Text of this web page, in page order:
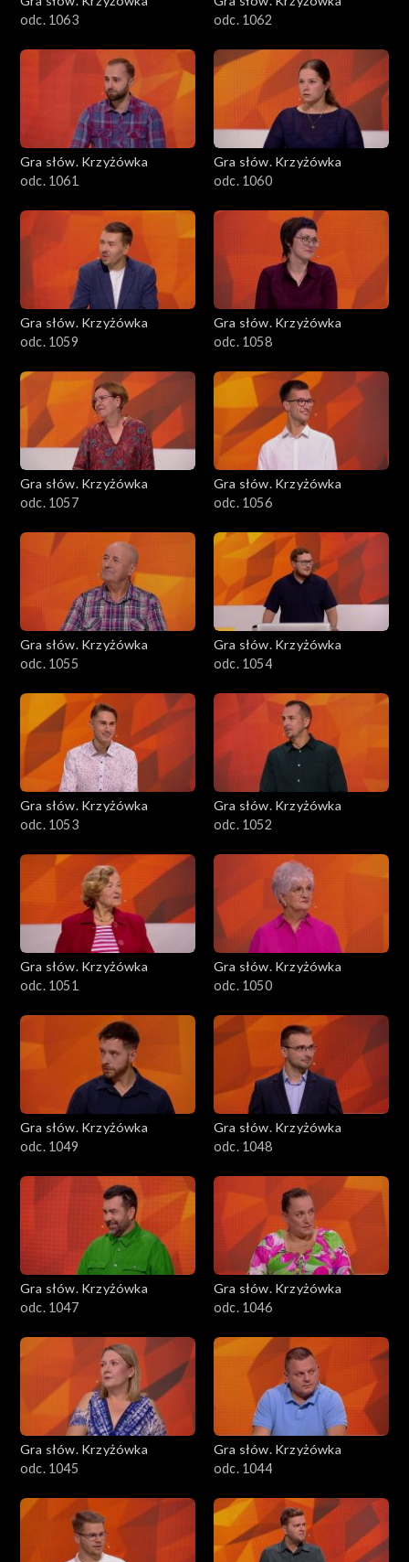
odc. 1063
odc. 1062
Gra słów. Krzyżówka
odc. 1061
Gra słów. Krzyżówka
odc. 1060
Gra słów. Krzyżówka
odc. 1059
Gra słów. Krzyżówka
odc. 1058
Gra słów. Krzyżówka
odc. 1057
Gra słów. Krzyżówka
odc. 1056
Gra słów. Krzyżówka
odc. 1055
Gra słów. Krzyżówka
odc. 1054
Gra słów. Krzyżówka
odc. 1053
Gra słów. Krzyżówka
odc. 1052
Gra słów. Krzyżówka
odc. 1051
Gra słów. Krzyżówka
odc. 1050
Gra słów. Krzyżówka
odc. 1049
Gra słów. Krzyżówka
odc. 1048
Gra słów. Krzyżówka
odc. 1047
Gra słów. Krzyżówka
odc. 1046
Gra słów. Krzyżówka
odc. 1045
Gra słów. Krzyżówka
odc. 1044